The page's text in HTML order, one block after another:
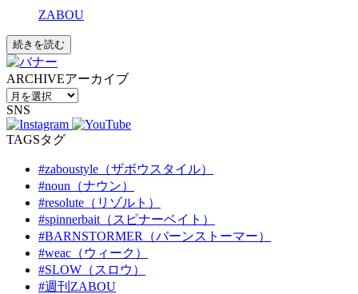
ZABOU
続きを読む
ARCHIVEアーカイブ
SNS
TAGSタグ
#zaboustyle（ザボウスタイル）
#noun（ナウン）
#resolute（リゾルト）
#spinnerbait（スピナーベイト）
#BARNSTORMER（バーンストーマー）
#weac（ウィーク）
#SLOW（スロウ）
#週刊ZABOU